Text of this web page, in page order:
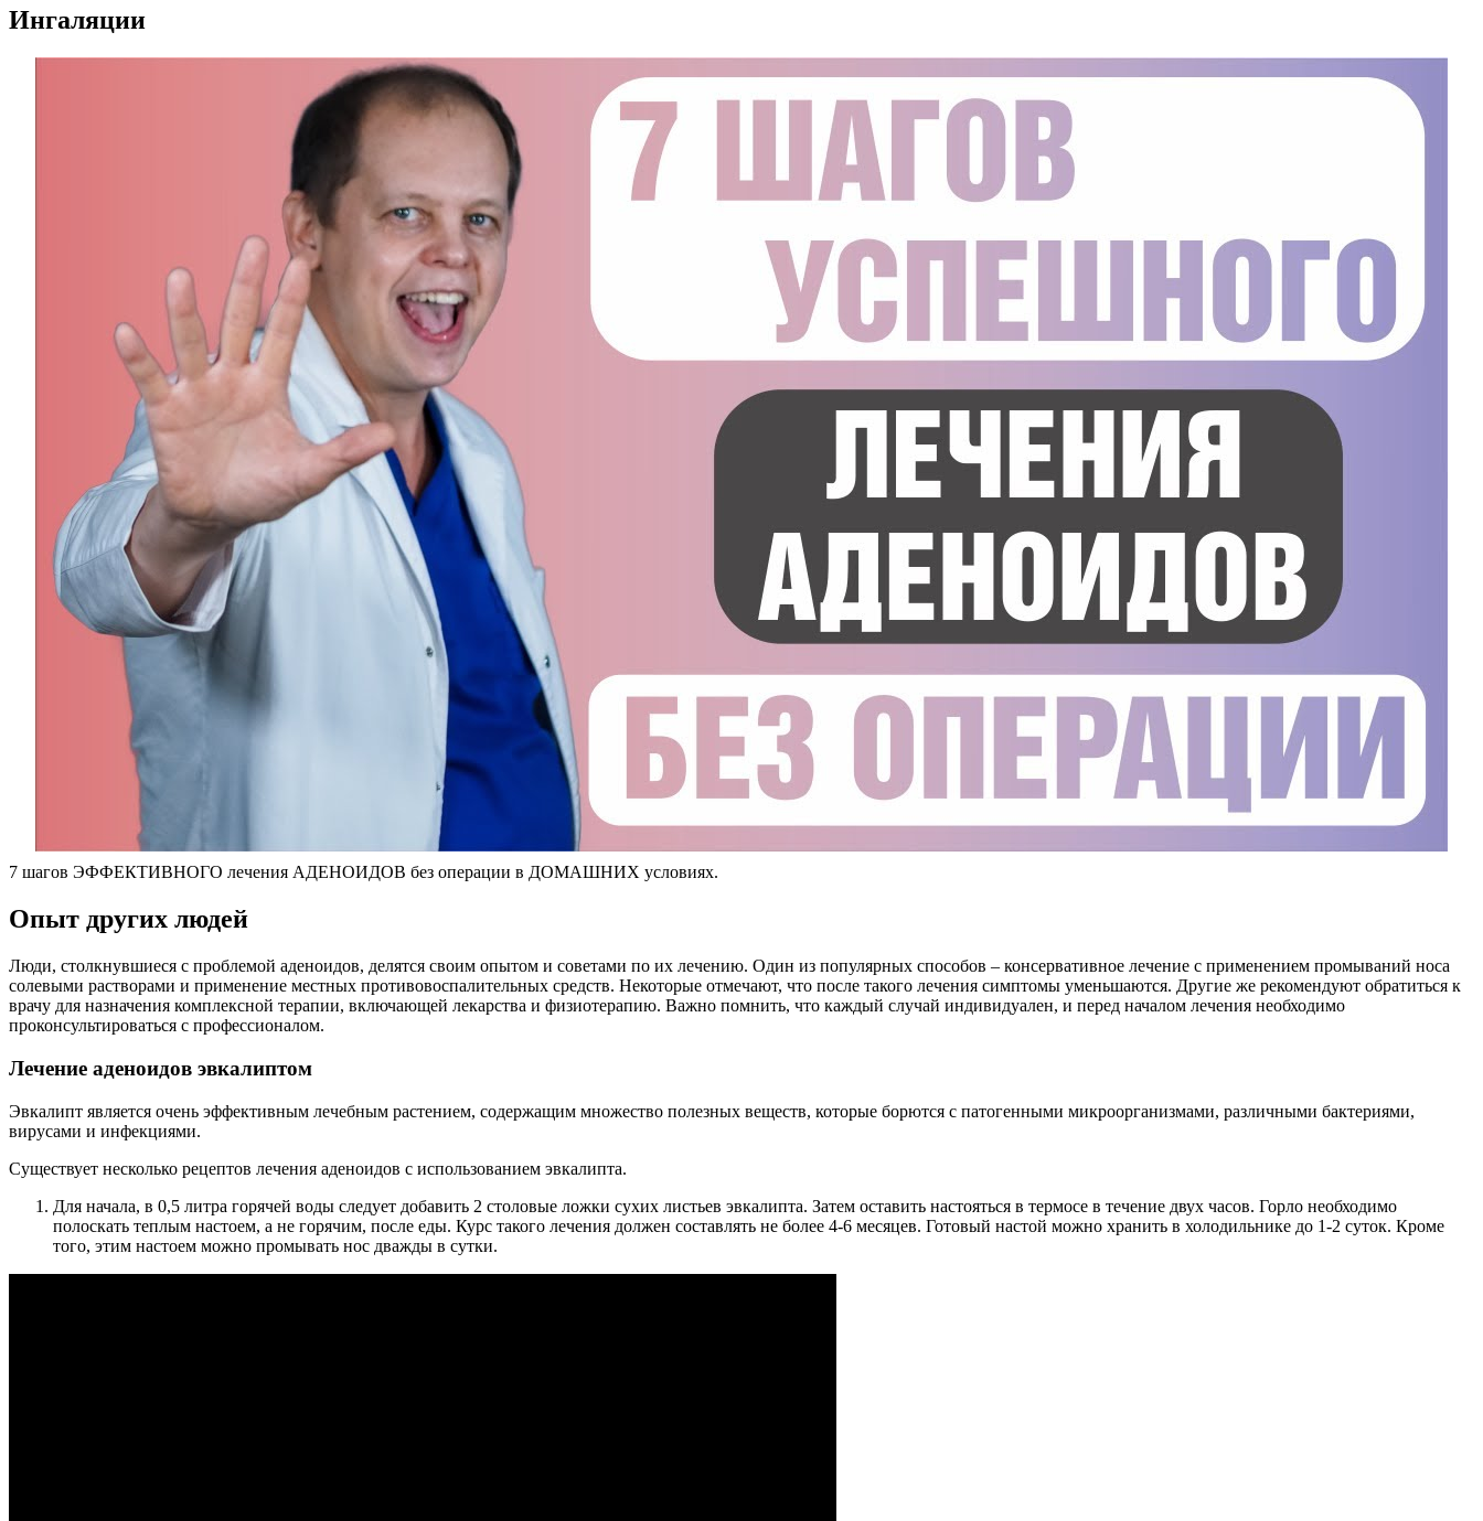
Ингаляции
7 шагов ЭФФЕКТИВНОГО лечения АДЕНОИДОВ без операции в ДОМАШНИХ условиях.
Опыт других людей
Люди, столкнувшиеся с проблемой аденоидов, делятся своим опытом и советами по их лечению. Один из популярных способов – консервативное лечение с применением промываний носа
солевыми растворами и применение местных противовоспалительных средств. Некоторые отмечают, что после такого лечения симптомы уменьшаются. Другие же рекомендуют обратиться к
врачу для назначения комплексной терапии, включающей лекарства и физиотерапию. Важно помнить, что каждый случай индивидуален, и перед началом лечения необходимо
проконсультироваться с профессионалом.
Лечение аденоидов эвкалиптом
Эвкалипт является очень эффективным лечебным растением, содержащим множество полезных веществ, которые борются с патогенными микроорганизмами, различными бактериями,
вирусами и инфекциями.
Существует несколько рецептов лечения аденоидов с использованием эвкалипта.
Для начала, в 0,5 литра горячей воды следует добавить 2 столовые ложки сухих листьев эвкалипта. Затем оставить настояться в термосе в течение двух часов. Горло необходимо
полоскать теплым настоем, а не горячим, после еды. Курс такого лечения должен составлять не более 4-6 месяцев. Готовый настой можно хранить в холодильнике до 1-2 суток. Кроме
того, этим настоем можно промывать нос дважды в сутки.